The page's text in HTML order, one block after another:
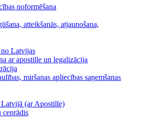
noformēšana
atteikšanās, atjaunošana,
Latvijas
ar apostille un legalizācija
miršanas apliecības saņemšanas
(ar Apostille)
cenrādis